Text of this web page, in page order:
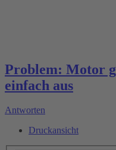
Problem: Motor
einfach aus
Antworten
Druckansicht